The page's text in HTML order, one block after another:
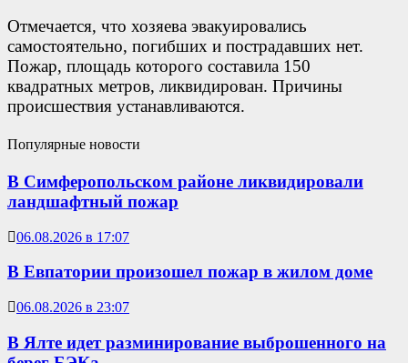
Отмечается, что хозяева эвакуировались
самостоятельно, погибших и пострадавших нет.
Пожар, площадь которого составила 150
квадратных метров, ликвидирован. Причины
происшествия устанавливаются.
Популярные новости
В Симферопольском районе ликвидировали
ландшафтный пожар
06.08.2026 в 17:07
В Евпатории произошел пожар в жилом доме
06.08.2026 в 23:07
В Ялте идет разминирование выброшенного на